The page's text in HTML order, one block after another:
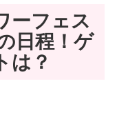
ーフェス
日程！ゲ
は？